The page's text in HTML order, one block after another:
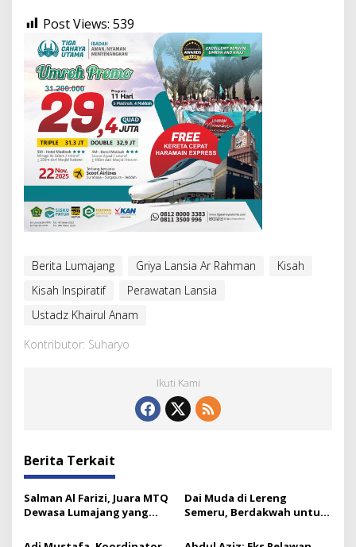
Post Views: 539
Berita Lumajang Griya Lansia Ar Rahman
Kisah
Kisah Inspiratif
Perawatan Lansia
Ustadz Khairul Anam
Kontributor: Suharyo
Ikuti Kami
Berita Terkait
Salman Al Farizi, Juara MTQ
Dewasa Lumajang yang
Dai Muda di Lereng
Semeru, Berdakwah untuk